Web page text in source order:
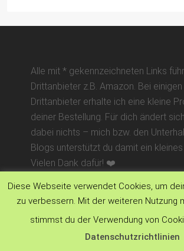
Alle mit * gekennzeichneten Links
Drittanbieter z.B. Amazon. Bei
Drittanbieter erhalte ich eine kleine
deiner Bestellung. Für dich ändert
dabei nichts – mich bzw. den
Blogs unterstützt du damit ein
Vielen Dank dafür! ❤️
Diese Webseite verwendet Cookies, um
zu verbessern. Mit der weiteren Nutzung
stimmst du der Verwendung von
Datenschutzrichtlinien